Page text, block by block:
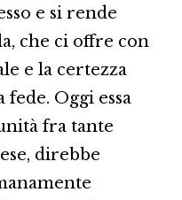
e si rende
che ci offre con
e la certezza
Oggi essa
fra tante
direbbe